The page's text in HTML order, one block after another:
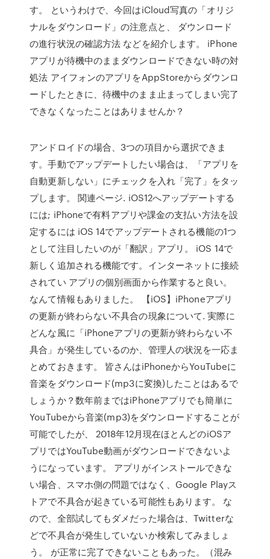
す。 というわけで、今回はiCloud写真の「オリジ
ナルをダウンロード」の注意点と、 ダウンロード
の進行状況の確認方法 などを紹介します。 iPhone
アプリが待機中のままダウンロードできない時の対
処法 アイフォンのアプリをAppStoreからダウンロ
ードしたときに、待機中のまま止まってしまい完了
できなくなったことはありませんか？
アンドロイドの場合、3つの項目から選択できま
す。手動でアップデートしたい場合は、「アプリを
自動更新しない」にチェックを入れ「完了」をタッ
プします。 関連ページ. iOS12へアップデートする
には; iPhoneで有料アプリや課金の支払い方法を設
定するには iOS 14でアップデートされる機能の1つ
として注目したいのが「翻訳」アプリ。 iOS 14で
新しく追加される機能です。インターネットに接続
されてい アプリの個別画面から作業すると良い。
なんて情報もありました。 【iOS】iPhoneアプリ
の更新が終わらない不具合の現象について. 実際に
どんな風に「iPhoneアプリの更新が終わらない不
具合」が発生しているのか、管理人の状況を一応ま
とめておきます。 皆さんはiPhoneからYouTubeに
音楽をダウンロード(mp3に変換)したことはあるで
しょうか？数年前まではiPhoneアプリでも簡単に
YouTubeから音楽(mp3)をダウンロードすることが
可能でしたが、 2018年12月現在ほとんどのiOSア
プリではYouTube動画がダウンロードできないよ
うになっています。 アプリがインストールできな
い場合、スマホ側の問題ではなく、Google Playス
トアで不具合が起きている可能性もあります。 な
ので、全部試してもダメだった場合は、Twitterな
どで不具合が発生していないか検索してみましょ
う。 が正常に完了できないこともあった。（混み